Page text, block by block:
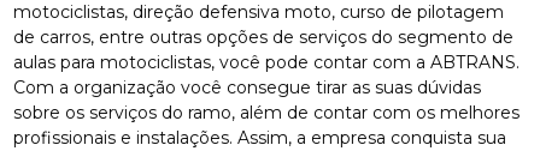
motociclistas, direção defensiva moto, curso de pilotagem
de carros, entre outras opções de serviços do segmento de
aulas para motociclistas, você pode contar com a ABTRANS.
Com a organização você consegue tirar as suas dúvidas
sobre os serviços do ramo, além de contar com os melhores
profissionais e instalações. Assim, a empresa conquista sua